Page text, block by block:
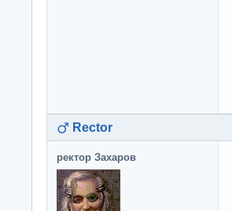
Rector
ректор Захаров